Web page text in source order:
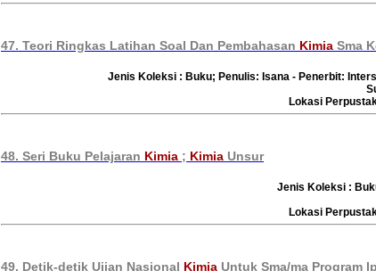
47. Teori Ringkas Latihan Soal Dan Pembahasan Kimia Sma
Jenis Koleksi : Buku; Penulis: Isana - Penerbit:
Lokasi
48. Seri Buku Pelajaran Kimia ; Kimia Unsur
Jenis Koleksi :
Lokasi
49. Detik-detik Ujian Nasional Kimia Untuk Sma/ma Program